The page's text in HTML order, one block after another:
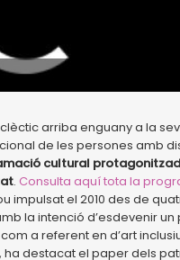
arriba enguany a la
de les persones amb
cultural
. Consulta aquí tota la
impulsat el 2010 des de
la intenció d’esdevenir
a referent en d’art
ha destacat el paper dels